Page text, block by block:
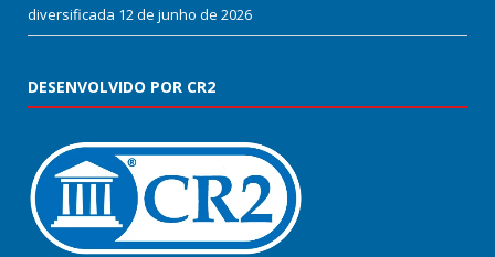
diversificada 12 de junho de 2026
DESENVOLVIDO POR CR2